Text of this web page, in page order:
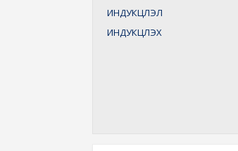
ИНДУКЦЛЭЛ
ИНДУКЦЛЭХ